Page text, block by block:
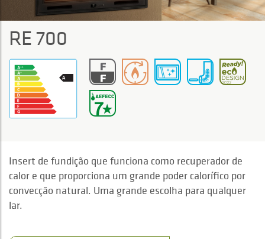
RE 700
Insert de fundição que funciona como recuperador de
calor e que proporciona um grande poder calorífico por
convecção natural. Uma grande escolha para qualquer
lar.